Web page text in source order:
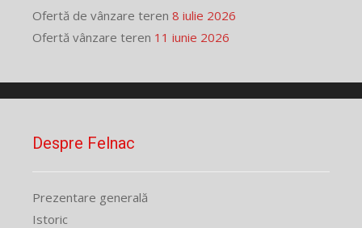
Ofertă de vânzare teren 8 iulie 2026
Ofertă vânzare teren 11 iunie 2026
Despre Felnac
Prezentare generală
Istoric